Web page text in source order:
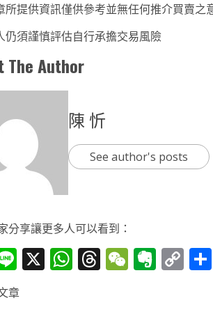
所提供資訊僅供參考並無任何推介買賣之
仍須謹慎評估自行承擔交易風險
The Author
陳 忻
See author's posts
分享讓更多人可以看到：
Line
X WhatsApp
Threads
WeChat
章